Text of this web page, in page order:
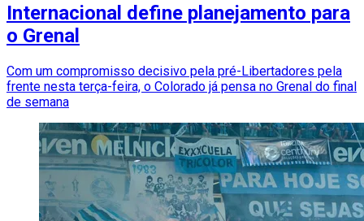
Internacional define planejamento para
o Grenal
Com um compromisso decisivo pela pré-Libertadores pela
frente nesta terça-feira, o Colorado já pensa no Grenal do final
de semana